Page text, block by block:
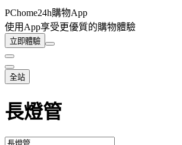
PChome24h購物App
使用App享受更優質的購物體驗
立即體驗
全站
長燈管